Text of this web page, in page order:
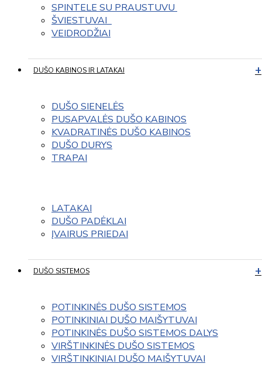
SPINTELE SU PRAUSTUVU
ŠVIESTUVAI
VEIDRODŽIAI
DUŠO KABINOS IR LATAKAI
DUŠO SIENELĖS
PUSAPVALĖS DUŠO KABINOS
KVADRATINĖS DUŠO KABINOS
DUŠO DURYS
TRAPAI
LATAKAI
DUŠO PADĖKLAI
ĮVAIRUS PRIEDAI
DUŠO SISTEMOS
POTINKINĖS DUŠO SISTEMOS
POTINKINIAI DUŠO MAIŠYTUVAI
POTINKINĖS DUŠO SISTEMOS DALYS
VIRŠTINKINĖS DUŠO SISTEMOS
VIRŠTINKINIAI DUŠO MAIŠYTUVAI